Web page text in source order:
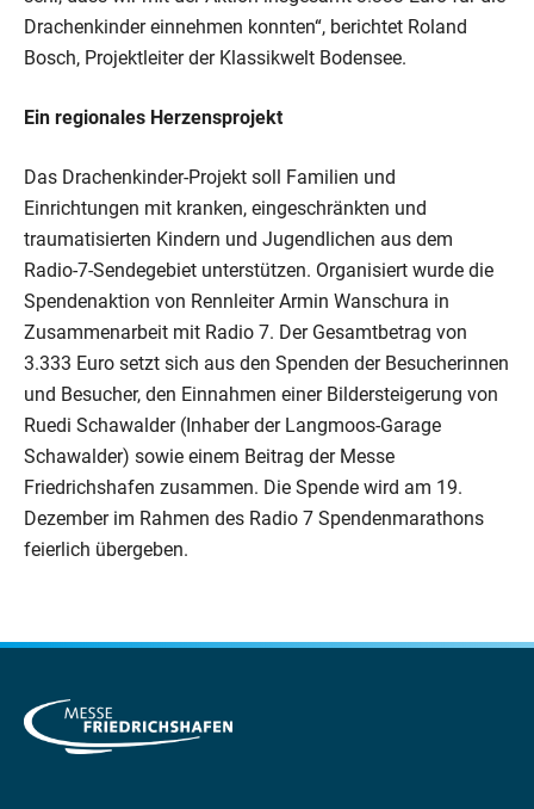
Drachenkinder einnehmen konnten“, berichtet Roland
Bosch, Projektleiter der Klassikwelt Bodensee.
Ein regionales Herzensprojekt
Das Drachenkinder-Projekt soll Familien und
Einrichtungen mit kranken, eingeschränkten und
traumatisierten Kindern und Jugendlichen aus dem
Radio-7-Sendegebiet unterstützen. Organisiert wurde die
Spendenaktion von Rennleiter Armin Wanschura in
Zusammenarbeit mit Radio 7. Der Gesamtbetrag von
3.333 Euro setzt sich aus den Spenden der Besucherinnen
und Besucher, den Einnahmen einer Bildersteigerung von
Ruedi Schawalder (Inhaber der Langmoos-Garage
Schawalder) sowie einem Beitrag der Messe
Friedrichshafen zusammen. Die Spende wird am 19.
Dezember im Rahmen des Radio 7 Spendenmarathons
feierlich übergeben.